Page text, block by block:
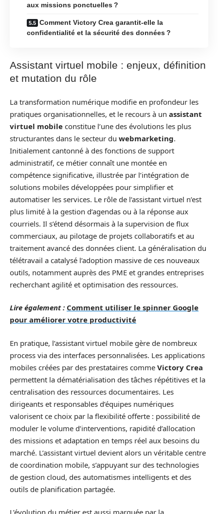
aux missions ponctuelles ?
Comment Victory Crea garantit-elle la
confidentialité et la sécurité des données ?
Assistant virtuel mobile : enjeux, définition
et mutation du rôle
La transformation numérique modifie en profondeur les
pratiques organisationnelles, et le recours à un assistant
virtuel mobile constitue l’une des évolutions les plus
structurantes dans le secteur du webmarketing.
Initialement cantonné à des fonctions de support
administratif, ce métier connaît une montée en
compétence significative, illustrée par l’intégration de
solutions mobiles développées pour simplifier et
automatiser les services. Le rôle de l’assistant virtuel n’est
plus limité à la gestion d’agendas ou à la réponse aux
courriels. Il s’étend désormais à la supervision de flux
commerciaux, au pilotage de projets collaboratifs et au
traitement avancé des données client. La généralisation du
télétravail a catalysé l’adoption massive de ces nouveaux
outils, notamment auprès des PME et grandes entreprises
recherchant agilité et optimisation des ressources.
Lire également : Comment utiliser le spinner Google
pour améliorer votre productivité
En pratique, l’assistant virtuel mobile gère de nombreux
process via des interfaces personnalisées. Les applications
mobiles créées par des prestataires comme Victory Crea
permettent la dématérialisation des tâches répétitives et la
centralisation des ressources documentaires. Les
dirigeants et responsables d’équipes numériques
valorisent ce choix par la flexibilité offerte : possibilité de
moduler le volume d’interventions, rapidité d’allocation
des missions et adaptation en temps réel aux besoins du
marché. L’assistant virtuel devient alors un véritable centre
de coordination mobile, s’appuyant sur des technologies
de gestion cloud, des automatismes intelligents et des
outils de planification partagée.
L’évolution du métier est aussi marquée par la